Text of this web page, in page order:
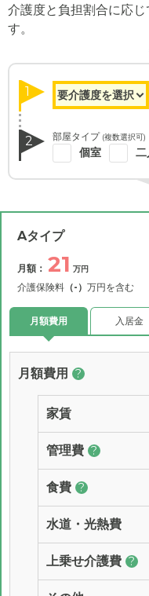
介護度と負担割合に応
す。
1
2 部屋タイプ (複数選択可)
個室 二
Aタイプ
月額： 21 万円
介護保険料 （-） 万円を含む
月額費用 入居金
月額費用 ?
家賃
管理費 ?
食費 ?
水道・光熱費
上乗せ介護費 ?